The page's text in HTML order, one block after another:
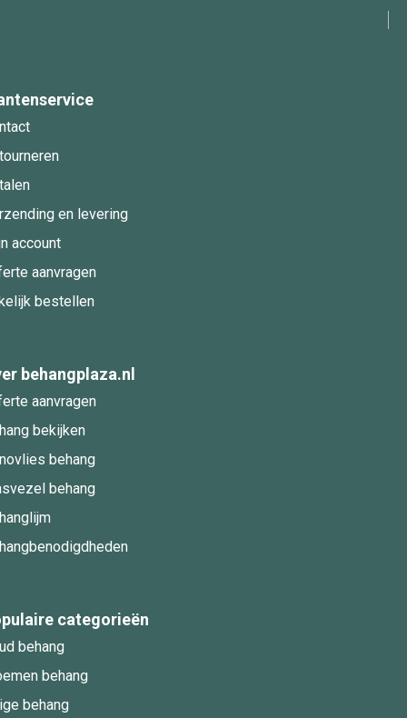
en levering
account
aanvragen
bestellen
behangplaza.nl
aanvragen
bekijken
behang
behang
categorieën
behang
behang
behang